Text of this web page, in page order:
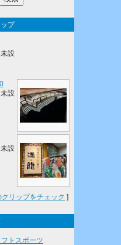
プ
設
設
設
クリップをチェック ]
トスポーツ